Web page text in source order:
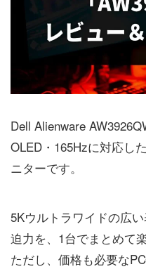
Dell Alienware
OLED・165Hzに対応し
ニターです。
5Kウルトラワイドの広
迫力を、1台でまとめて
ただし、価格も必要な